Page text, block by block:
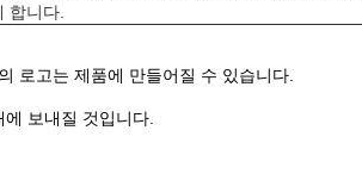
합니다.
로고는 제품에 만들어질 수 있습니다.
보내질 것입니다.